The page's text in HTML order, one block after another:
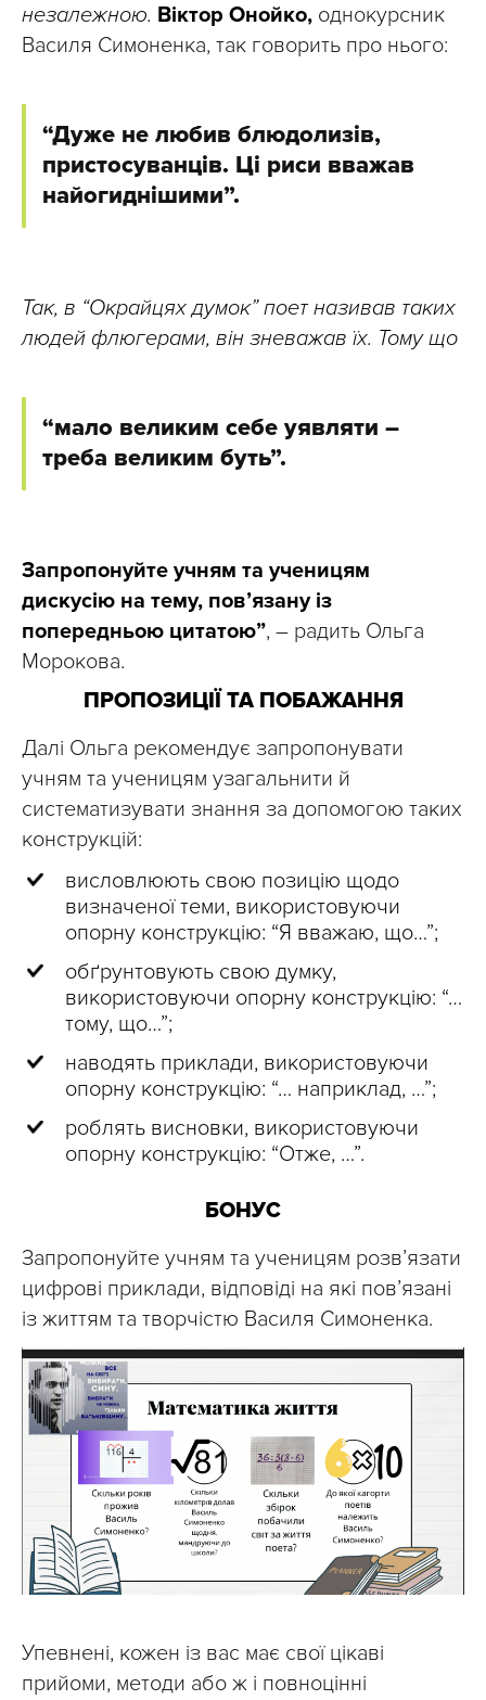
незалежною. Віктор Онойко, однокурсник
Василя Симоненка, так говорить про нього:
“Дуже не любив блюдолизів,
пристосуванців. Ці риси вважав
найогиднішими”.
Так, в “Окрайцях думок” поет називав таких
людей флюгерами, він зневажав їх. Тому що
“мало великим себе уявляти –
треба великим буть”.
Запропонуйте учням та ученицям
дискусію на тему, пов’язану із
попередньою цитатою”, – радить Ольга
Морокова.
ПРОПОЗИЦІЇ ТА ПОБАЖАННЯ
Далі Ольга рекомендує запропонувати
учням та ученицям узагальнити й
систематизувати знання за допомогою таких
конструкцій:
висловлюють свою позицію щодо
визначеної теми, використовуючи
опорну конструкцію: “Я вважаю, що…”;
обґрунтовують свою думку,
використовуючи опорну конструкцію: “…
тому, що…”;
наводять приклади, використовуючи
опорну конструкцію: “… наприклад, …”;
роблять висновки, використовуючи
опорну конструкцію: “Отже, …”.
БОНУС
Запропонуйте учням та ученицям розвʼязати
цифрові приклади, відповіді на які пов’язані
із життям та творчістю Василя Симоненка.
Упевнені, кожен із вас має свої цікаві
прийоми, методи або ж і повноцінні